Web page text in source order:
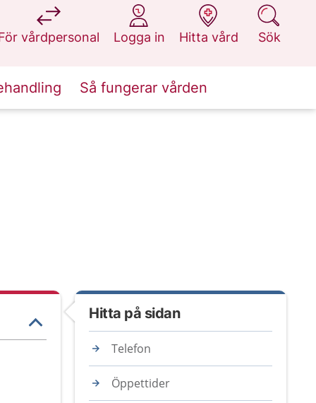
vårdpersonal
på 1177.se
Logga in
på 1177.se
Hitta vård
på 1177.se
Sök
på 1177.se
Så fungerar vården
Hitta på sidan
Telefon
Öppettider